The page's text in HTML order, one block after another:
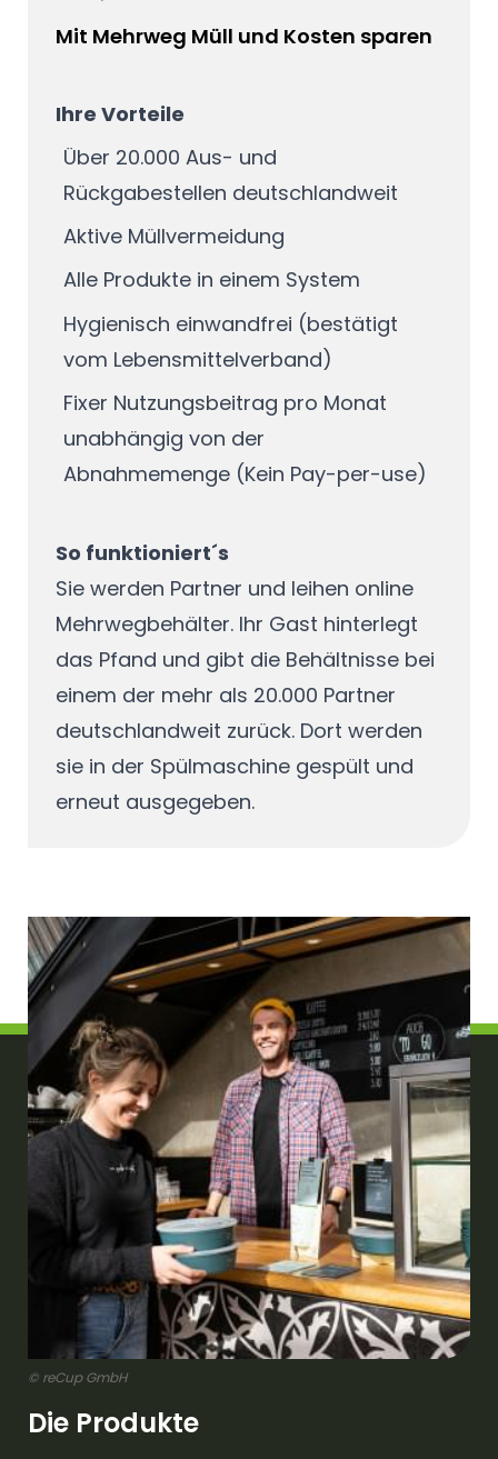
Mit Mehrweg Müll und Kosten sparen
Ihre Vorteile
Über 20.000 Aus- und
Rückgabestellen deutschlandweit
Aktive Müllvermeidung
Alle Produkte in einem System
Hygienisch einwandfrei (bestätigt
vom Lebensmittelverband)
Fixer Nutzungsbeitrag pro Monat
unabhängig von der
Abnahmemenge (Kein Pay-per-use)
So funktioniert´s
Sie werden Partner und leihen online
Mehrwegbehälter. Ihr Gast hinterlegt
das Pfand und gibt die Behältnisse bei
einem der mehr als 20.000 Partner
deutschlandweit zurück. Dort werden
sie in der Spülmaschine gespült und
erneut ausgegeben.
© reCup GmbH
Die Produkte